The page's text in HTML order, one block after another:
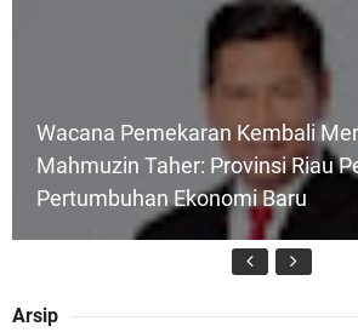
Wacana Pemekaran Kembali
Mahmuzin Taher: Provinsi Riau
Pertumbuhan Ekonomi Baru
Arsip